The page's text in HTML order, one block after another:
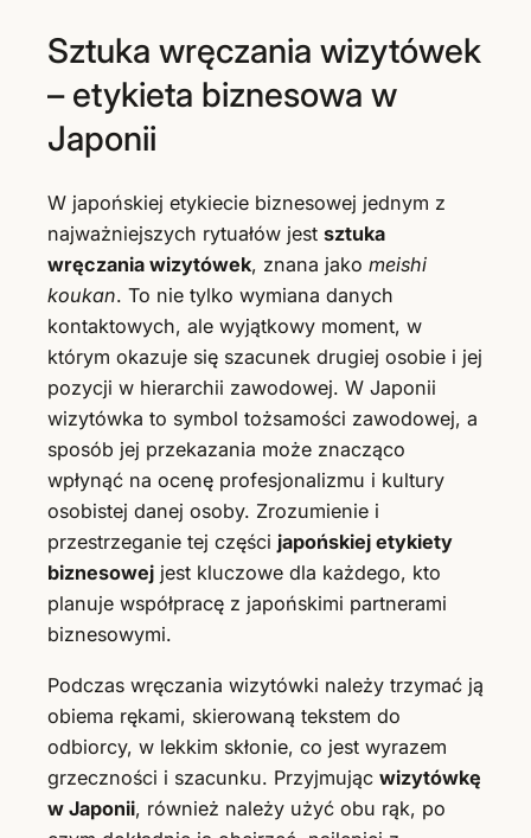
Sztuka wręczania wizytówek
– etykieta biznesowa w
Japonii
W japońskiej etykiecie biznesowej jednym z
najważniejszych rytuałów jest sztuka
wręczania wizytówek, znana jako meishi
koukan. To nie tylko wymiana danych
kontaktowych, ale wyjątkowy moment, w
którym okazuje się szacunek drugiej osobie i jej
pozycji w hierarchii zawodowej. W Japonii
wizytówka to symbol tożsamości zawodowej, a
sposób jej przekazania może znacząco
wpłynąć na ocenę profesjonalizmu i kultury
osobistej danej osoby. Zrozumienie i
przestrzeganie tej części japońskiej etykiety
biznesowej jest kluczowe dla każdego, kto
planuje współpracę z japońskimi partnerami
biznesowymi.
Podczas wręczania wizytówki należy trzymać ją
obiema rękami, skierowaną tekstem do
odbiorcy, w lekkim skłonie, co jest wyrazem
grzeczności i szacunku. Przyjmując wizytówkę
w Japonii, również należy użyć obu rąk, po